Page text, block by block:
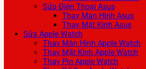
Sửa Điện Thoại Asus
Thay Màn Hình Asus
Thay Mặt Kính Asus
Sửa Apple Watch
Thay Màn Hình Apple Watch
Thay Mặt Kính Apple Watch
Thay Pin Apple Watch